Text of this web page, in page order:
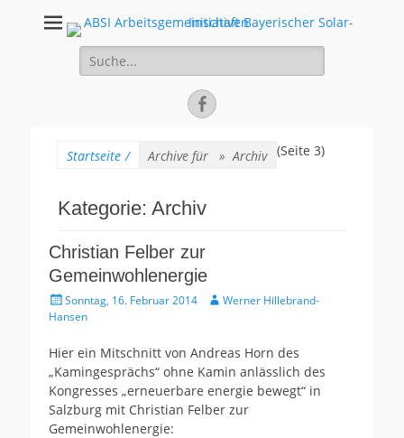
ABSI
100% Erneuerbare Energien
Suche
für:
Facebook
Startseite / Archive für »Archiv (Seite 3)
Kategorie: Archiv
Christian Felber zur
Gemeinwohlenergie
Gepostet
am
Sonntag, 16. Februar 2014 AutorWerner Hillebrand-
Hansen
Hier ein Mitschnitt von Andreas Horn des
„Kamingesprächs“ ohne Kamin anlässlich des
Kongresses „erneuerbare energie bewegt“ in
Salzburg mit Christian Felber zur
Gemeinwohlenergie: